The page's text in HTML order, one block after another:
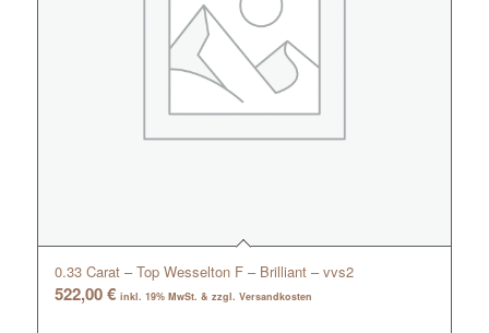
0.33 Carat – Top Wesselton F – Brilliant – vvs2
522,00€ inkl. 19% MwSt. & zzgl. Versandkosten